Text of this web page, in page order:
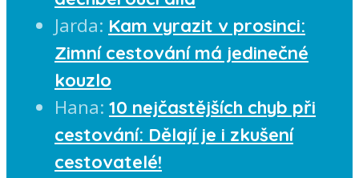
Jarda: Kam vyrazit v prosinci:
Zimní cestování má jedinečné
kouzlo
Hana: 10 nejčastějších chyb při
cestování: Dělají je i zkušení
cestovatelé!